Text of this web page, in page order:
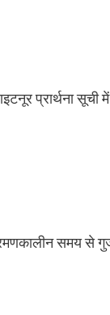
प्रार्थना
समय